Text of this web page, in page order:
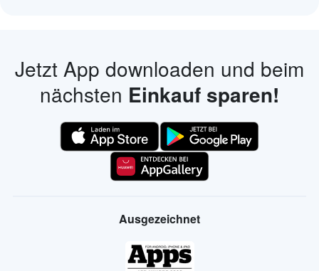
Jetzt App downloaden und beim
nächsten Einkauf sparen!
Ausgezeichnet